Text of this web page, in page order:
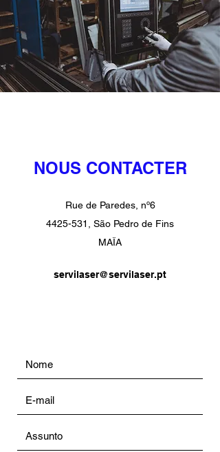
NOUS CONTACTER
Rue de Paredes, nº6
4425-531
, São Pedro de Fins
MAÏA
servilaser@servilaser.pt